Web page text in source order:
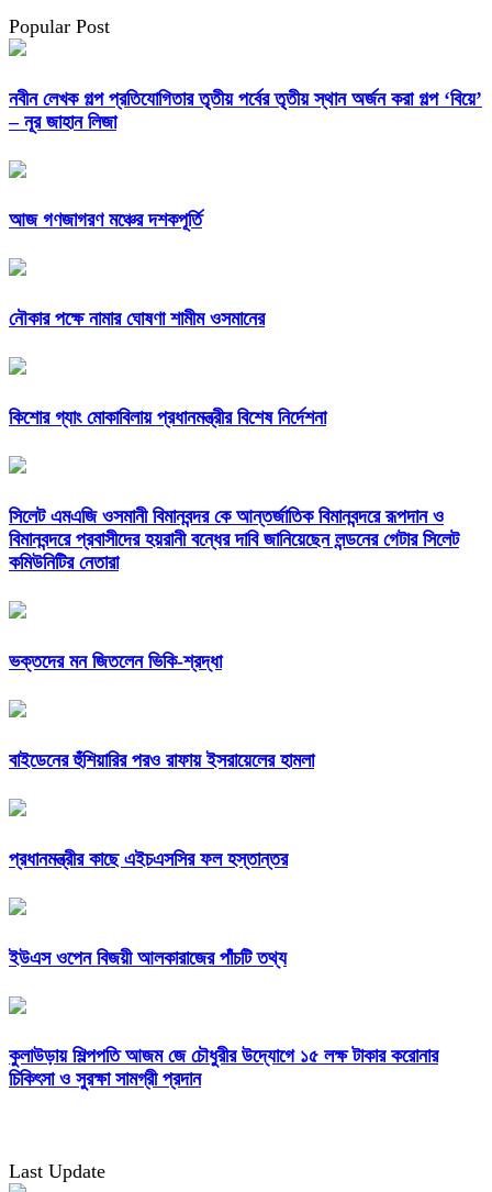
Popular Post
নবীন লেখক গল্প প্রতিযোগিতার তৃতীয় পর্বের তৃতীয় স্থান অর্জন করা গল্প ‘বিয়ে’
– নূর জাহান লিজা
আজ গণজাগরণ মঞ্চের দশকপূর্তি
নৌকার পক্ষে নামার ঘোষণা শামীম ওসমানের
কিশোর গ্যাং মোকাবিলায় প্রধানমন্ত্রীর বিশেষ নির্দেশনা
সিলেট এমএজি ওসমানী বিমানবন্দর কে আন্তর্জাতিক বিমানবন্দরে রূপদান ও
বিমানবন্দরে প্রবাসীদের হয়রানী বন্ধের দাবি জানিয়েছেন লন্ডনের গেটার সিলেট
কমিউনিটির নেতারা
ভক্তদের মন জিতলেন ভিকি-শ্রদ্ধা
বাইডেনের হুঁশিয়ারির পরও রাফায় ইসরায়েলের হামলা
প্রধানমন্ত্রীর কাছে এইচএসসির ফল হস্তান্তর
ইউএস ওপেন বিজয়ী আলকারাজের পাঁচটি তথ্য
কুলাউড়ায় শিল্পপতি আজম জে চৌধুরীর উদ্যোগে ১৫ লক্ষ টাকার করোনার
চিকিৎসা ও সুরক্ষা সামগ্রী প্রদান
Last Update